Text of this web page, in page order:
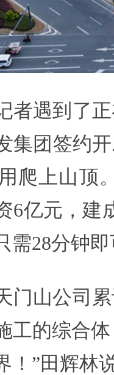
者遇到了
集团签约
爬上山顶
6亿元，建
需28分钟
门山公司
工的综合
！”田辉林